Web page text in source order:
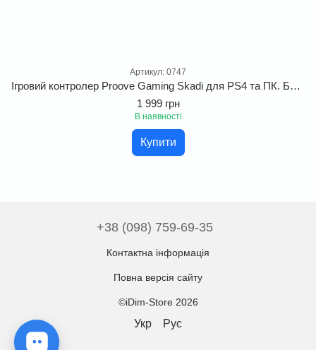
Артикул: 0747
Ігровий контролер Proove Gaming Skadi для PS4 та ПК. Бездротовий геймпад з RGB підсвіткою, тачпадом та датчиком руху для професійного геймінгу
1 999 грн
В наявності
Купити
+38 (098) 759-69-35
Контактна інформація
Повна версія сайту
©iDim-Store 2026
Укр Рус